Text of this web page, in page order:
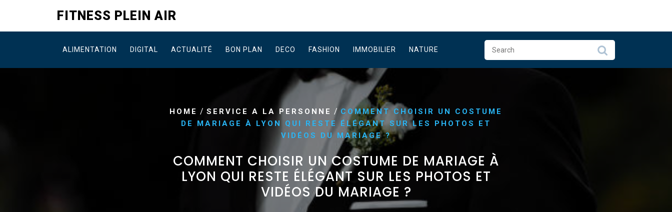
content
FITNESS PLEIN AIR
ALIMENTATION DIGITAL ACTUALITÉ BON PLAN DECO FASHION IMMOBILIER NATURE
HOME / SERVICE A LA PERSONNE / COMMENT CHOISIR UN COSTUME
DE MARIAGE À LYON QUI RESTE ÉLÉGANT SUR LES PHOTOS ET
VIDÉOS DU MARIAGE ?
COMMENT CHOISIR UN COSTUME DE MARIAGE À
LYON QUI RESTE ÉLÉGANT SUR LES PHOTOS ET
VIDÉOS DU MARIAGE ?